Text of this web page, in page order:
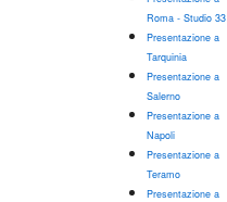
Roma - Studio 33
Presentazione a
Tarquinia
Presentazione a
Salerno
Presentazione a
Napoli
Presentazione a
Teramo
Presentazione a